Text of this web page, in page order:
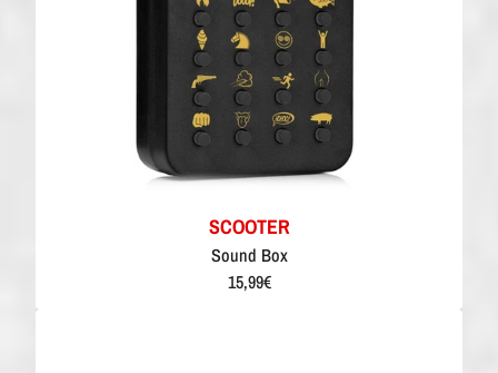
SCOOTER
Sound Box
15,99€